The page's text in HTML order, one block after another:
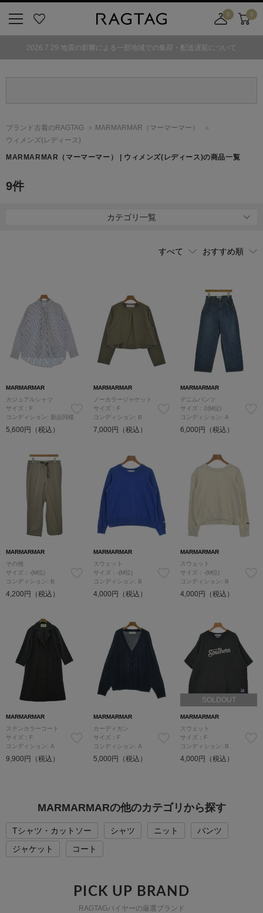
気
0
舗
カ
0
2026.7.29 地震の影響による一部地域での集荷・配送遅延について
ブランド古着のRAGTAG MARMARMAR （マーマーマー）
ウィメンズ(レディース)
MARMARMAR （マーマーマー） | ウィメンズ(レディース)の商品一覧
9件
カテゴリ一覧
MARMARMAR
カジュアルシャツ
サイズ：F
コンディション: 新品同様
5,600円（税込）
MARMARMAR
ノーカラージャケット
サイズ：F
コンディション: B
7,000円（税込）
MARMARMAR
デニムパンツ
サイズ：2(M位)
コンディション: A
6,000円（税込）
MARMARMAR
その他
サイズ：-(M位)
コンディション: B
4,200円（税込）
MARMARMAR
スウェット
サイズ：-(M位)
コンディション: B
4,000円（税込）
MARMARMAR
スウェット
サイズ：-(M位)
コンディション: B
4,000円（税込）
MARMARMAR
ステンカラーコート
サイズ：F
コンディション: A
9,900円（税込）
MARMARMAR
カーディガン
サイズ：F
コンディション: A
5,000円（税込）
SOLDOUT
MARMARMAR
スウェット
サイズ：F
コンディション: B
4,000円（税込）
MARMARMARの他のカテゴリから探す
Tシャツ・カットソー シャツ ニット
パンツ
ジャケット
コート
PICK UP BRAND
RAGTAGバイヤーの厳選ブランド